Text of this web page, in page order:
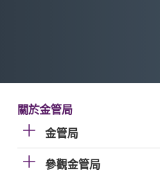
關於金管局
金管局
參觀金管局